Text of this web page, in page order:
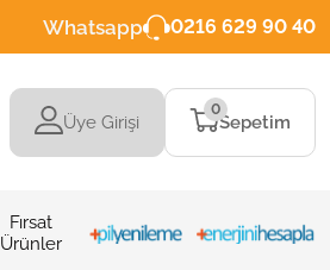
Whatsapp 0216 629 90 40
Üye Girişi Sepetim
0
Fırsat
Ürünler